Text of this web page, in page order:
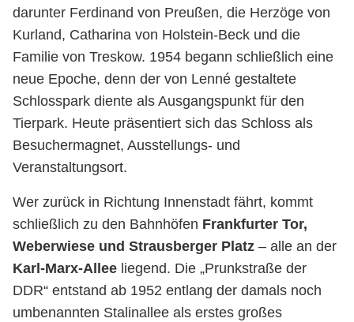
darunter Ferdinand von Preußen, die Herzöge von
Kurland, Catharina von Holstein-Beck und die
Familie von Treskow. 1954 begann schließlich eine
neue Epoche, denn der von Lenné gestaltete
Schlosspark diente als Ausgangspunkt für den
Tierpark. Heute präsentiert sich das Schloss als
Besuchermagnet, Ausstellungs- und
Veranstaltungsort.
Wer zurück in Richtung Innenstadt fährt, kommt
schließlich zu den Bahnhöfen Frankfurter Tor,
Weberwiese und Strausberger Platz – alle an der
Karl-Marx-Allee liegend. Die „Prunkstraße der
DDR“ entstand ab 1952 entlang der damals noch
umbenannten Stalinallee als erstes großes